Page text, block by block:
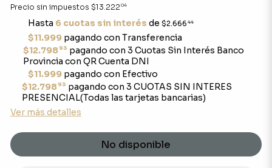
Precio sin impuestos $13.222 04
Hasta 6 cuotas sin interés de $2.666 44
$11.999pagando con Transferencia
$12.79893 pagando con 3 Cuotas Sin Interés Banco
Provincia con QR Cuenta DNI
$11.999pagando con Efectivo
$12.79893 pagando con 3 CUOTAS SIN INTERES
PRESENCIAL(Todas las tarjetas bancarias)
Ver más detalles
No disponible